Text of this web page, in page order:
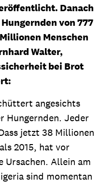
Danach
von 777
Menschen
Walter,
bei Brot
angesichts
Hungernden. Jeder
jetzt 38 Millionen
2015, hat vor
Ursachen. Allein am
sind momentan